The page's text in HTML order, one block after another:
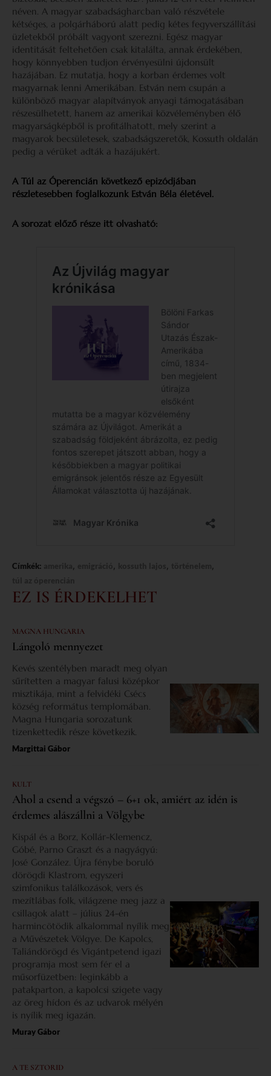
néven. A magyar szabadságharcban való részvétele
kétséges, a polgárháború alatt pedig kétes fegyverszállítási
üzletekből próbált vagyont szerezni. Egész magyar
identitását feltehetően csak kitalálta, annak érdekében,
hogy könnyebben tudjon érvényesülni újdonsült
hazájában. Ez mutatja, hogy a korban érdemes volt
magyarnak lenni Amerikában. Estván nem csupán a
különböző magyar alapítványok anyagi támogatásában
részesülhetett, hanem az amerikai közvéleményben élő
magyarságképből is profitálhatott, mely szerint a
magyarok becsületesek, szabadságszeretők, Kossuth oldalán
pedig a vérüket adták a hazájukért.
A Túl az Óperencián következő epizódjában
részletesebben foglalkozunk Estván Béla életével.
A sorozat előző része itt olvasható:
Címkék: , , , ,
EZ IS ÉRDEKELHET
MAGNA HUNGARIA
Lángoló mennyezet
Kevés szentélyben maradt meg olyan
sűrítetten a magyar falusi középkor
misztikája, mint a felvidéki Csécs
község református templomában.
Magna Hungaria sorozatunk
tizenkettedik része következik.
Margittai Gábor
KULT
Ahol a csend a végszó – 6+1 ok, amiért az idén is
érdemes alászállni a Völgybe
Kispál és a Borz, Kollár-Klemencz,
Góbé, Parno Graszt és a nagyágyú:
José González. Újra fénybe boruló
dörögdi Klastrom, egyszeri
szimfonikus találkozások, vers és
mezítlábas folk, világzene meg jazz a
csillagok alatt – július 24-én
harmincötödik alkalommal nyílik meg
a Művészetek Völgye. De Kapolcs,
Taliándörögd és Vigántpetend igazi
programja most sem fér el a
műsorfüzetben: leginkább a
patakparton, a kapolcsi szigete vagy
az öreg hídon és az udvarok mélyén
is nyílik meg igazán.
Muray Gábor
A TE SZTORID